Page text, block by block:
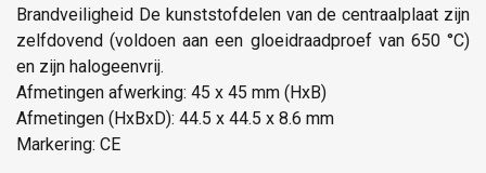
Brandveiligheid De kunststofdelen van de centraalplaat zijn
zelfdovend (voldoen aan een gloeidraadproef van 650 °C)
en zijn halogeenvrij.
Afmetingen afwerking: 45 x 45 mm (HxB)
Afmetingen (HxBxD): 44.5 x 44.5 x 8.6 mm
Markering: CE